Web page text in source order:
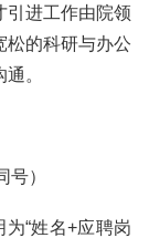
引进工作由院领
松的科研与办公
。
）
“姓名+应聘岗